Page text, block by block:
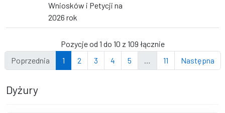
Wniosków i Petycji na
2026 rok
Pozycje od 1 do 10 z 109 łącznie
Poprzednia
1 2 3 4 5 11 Następna
Dyżury